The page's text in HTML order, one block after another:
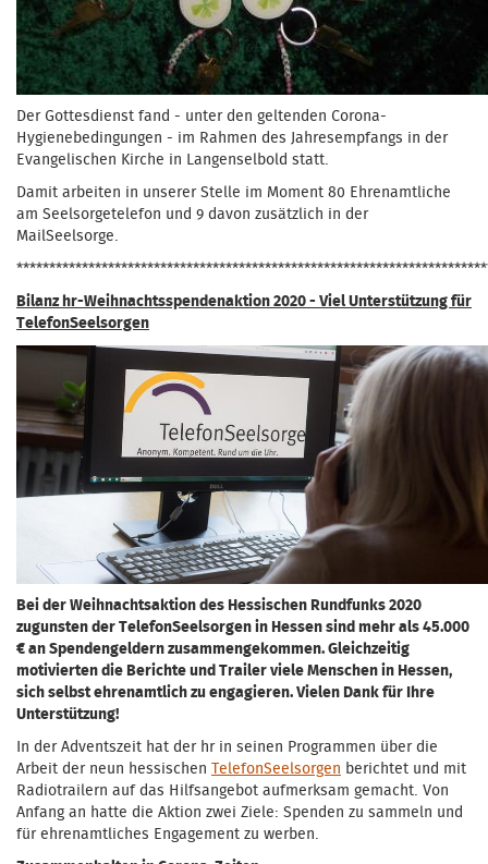
Der Gottesdienst fand - unter den geltenden Corona-
Hygienebedingungen - im Rahmen des Jahresempfangs in der
Evangelischen Kirche in Langenselbold statt.
Damit arbeiten in unserer Stelle im Moment 80 Ehrenamtliche
am Seelsorgetelefon und 9 davon zusätzlich in der
MailSeelsorge.
Bilanz hr-Weihnachtsspendenaktion 2020 - Viel Unterstützung für
TelefonSeelsorgen
Bei der Weihnachtsaktion des Hessischen Rundfunks 2020
zugunsten der TelefonSeelsorgen in Hessen sind mehr als 45.000
€ an Spendengeldern zusammengekommen. Gleichzeitig
motivierten die Berichte und Trailer viele Menschen in Hessen,
sich selbst ehrenamtlich zu engagieren. Vielen Dank für Ihre
Unterstützung!
In der Adventszeit hat der hr in seinen Programmen über die
Arbeit der neun hessischen TelefonSeelsorgen berichtet und mit
Radiotrailern auf das Hilfsangebot aufmerksam gemacht. Von
Anfang an hatte die Aktion zwei Ziele: Spenden zu sammeln und
für ehrenamtliches Engagement zu werben.